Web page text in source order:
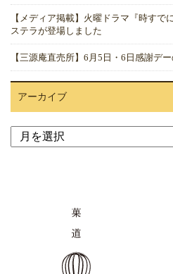
【メディア掲載】火曜ドラマ『時すで
ステラが登場しました
【三源庵直売所】6月5日・6日感謝デ
アーカイブ
ア